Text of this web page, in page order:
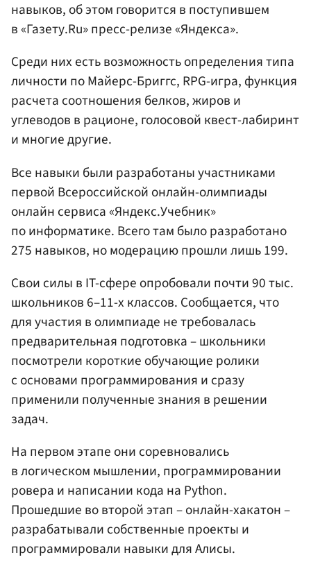
навыков, об этом говорится в поступившем
в «Газету.Ru» пресс-релизе «Яндекса».
Среди них есть возможность определения типа
личности по Майерс-Бриггс, RPG-игра, функция
расчета соотношения белков, жиров и
углеводов в рационе, голосовой квест-лабиринт
и многие другие.
Все навыки были разработаны участниками
первой Всероссийской онлайн-олимпиады
онлайн сервиса «Яндекс.Учебник»
по информатике. Всего там было разработано
275 навыков, но модерацию прошли лишь 199.
Свои силы в IT-сфере опробовали почти 90 тыс.
школьников 6–11-х классов. Сообщается, что
для участия в олимпиаде не требовалась
предварительная подготовка – школьники
посмотрели короткие обучающие ролики
с основами программирования и сразу
применили полученные знания в решении
задач.
На первом этапе они соревновались
в логическом мышлении, программировании
ровера и написании кода на Python.
Прошедшие во второй этап – онлайн-хакатон –
разрабатывали собственные проекты и
программировали навыки для Алисы.